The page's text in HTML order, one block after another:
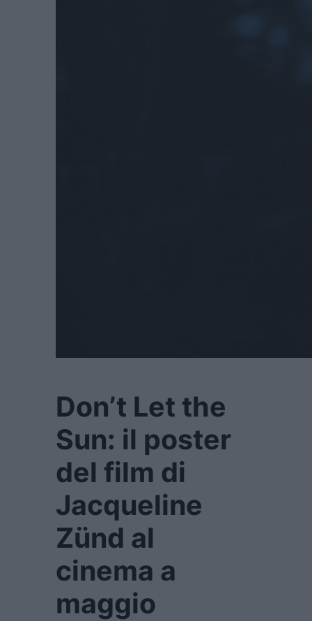
Don’t Let the
Sun: il poster
del film di
Jacqueline
Zünd al
cinema a
maggio